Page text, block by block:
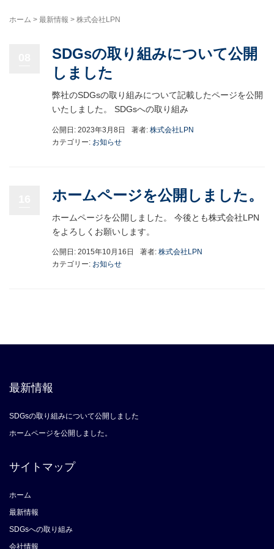
ホーム > 最新情報 > 株式会社LPN
SDGsの取り組みについて公開
しました
弊社のSDGsの取り組みについて記載したページを公開
いたしました。 SDGsへの取り組み
公開日: 2023年3月8日 著者: 株式会社LPN
カテゴリー: お知らせ
ホームページを公開しました。
ホームページを公開しました。 今後とも株式会社LPN
をよろしくお願いします。
公開日: 2015年10月16日 著者: 株式会社LPN
カテゴリー: お知らせ
最新情報
SDGsの取り組みについて公開しました
ホームページを公開しました。
サイトマップ
ホーム
最新情報
SDGsへの取り組み
会社情報